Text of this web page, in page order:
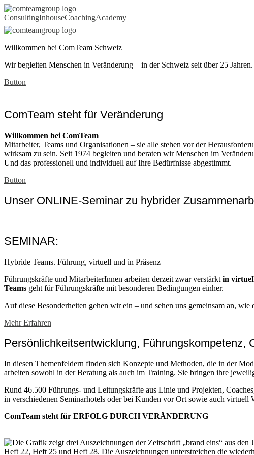
ComTeam
Schweiz
–
Beratung
für
Change,
und
Kulturentwicklung
ConsultingInhouseCoachingAcademy
Willkommen bei ComTeam Schweiz
Wir begleiten Menschen in Veränderung – in der Schweiz seit über 25 Jahren.
Button
ComTeam steht für Veränderung
Willkommen bei ComTeam
Mitarbeiter, Teams und Organisationen – sie alle stehen vor der
wirksam zu sein. Seit 1974 begleiten und beraten wir Menschen im
Und das professionell und individuell auf Ihre Bedürfnisse abgestimmt.
Button
Unser ONLINE-Seminar zu hybrider
SEMINAR:
Hybride Teams. Führung, virtuell und in Präsenz
Führungskräfte und MitarbeiterInnen arbeiten derzeit zwar verstärkt in
Teams geht für Führungskräfte mit besonderen Bedingungen einher.
Auf diese Besonderheiten gehen wir ein – und sehen uns gemeinsam an, wie
Mehr Erfahren
Persönlichkeitsentwicklung, Führungskompetenz,
In diesen Themenfeldern finden sich Konzepte und Methoden, die in der
arbeiten sowohl in der Beratung als auch im Training. Sie bringen ihre
Rund 46.500 Führungs- und Leitungskräfte aus Linie und Projekten,
in verschiedenen Seminarhotels oder bei Kunden vor Ort sowie auch virtuell
ComTeam steht für ERFOLG DURCH VERÄNDERUNG